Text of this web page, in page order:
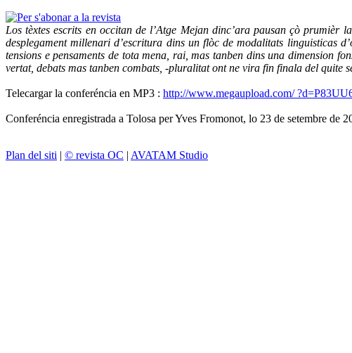
Los tèxtes escrits en occitan de l’Atge Mejan dinc’ara pausan çò
desplegament millenari d’escritura dins un flòc de modalitats linguisticas
tensions e pensaments de tota mena, rai, mas tanben dins una dimension
vertat, debats mas tanben combats, -pluralitat ont ne vira fin finala del quite
Telecargar la conferéncia en MP3 : http://www.megaupload.com/
Conferéncia enregistrada a Tolosa per Yves Fromonot, lo 23 de setembre de
Plan del siti | © revista OC | AVATAM Studio